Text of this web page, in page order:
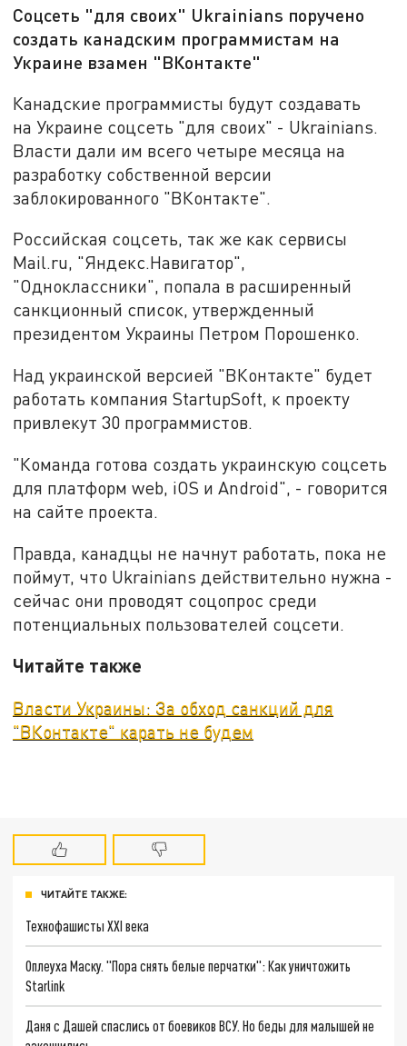
Соцсеть "для своих" Ukrainians поручено
создать канадским программистам на
Украине взамен "ВКонтакте"
Канадские программисты будут создавать
на Украине соцсеть "для своих" - Ukrainians.
Власти дали им всего четыре месяца на
разработку собственной версии
заблокированного "ВКонтакте".
Российская соцсеть, так же как сервисы
Mail.ru, "Яндекс.Навигатор",
"Одноклассники", попала в расширенный
санкционный список, утвержденный
президентом Украины Петром Порошенко.
Над украинской версией "ВКонтакте" будет
работать компания StartupSoft, к проекту
привлекут 30 программистов.
"Команда готова создать украинскую соцсеть
для платформ web, iOS и Android", - говорится
на сайте проекта.
Правда, канадцы не начнут работать, пока не
поймут, что Ukrainians действительно нужна -
сейчас они проводят соцопрос среди
потенциальных пользователей соцсети.
Читайте также
Власти Украины: За обход санкций для
"ВКонтакте" карать не будем
ЧИТАЙТЕ ТАКЖЕ:
Технофашисты XXI века
Оплеуха Маску. "Пора снять белые перчатки": Как уничтожить
Starlink
Даня с Дашей спаслись от боевиков ВСУ. Но беды для малышей не